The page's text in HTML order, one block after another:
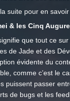
suite pour en
& les Cinq
que tout ce
de Jade et des
évidente du
comme c’est le
puissent passer
de bugs et les